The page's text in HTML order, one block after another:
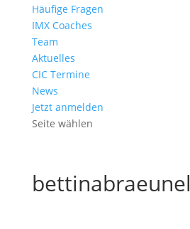
Häufige Fragen
IMX Coaches
Team
Aktuelles
CIC Termine
News
Jetzt anmelden
Seite wählen
bettinabraeunel